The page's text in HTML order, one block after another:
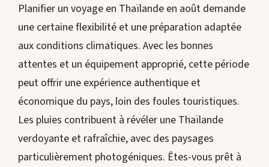
Planifier un voyage en Thaïlande en août demande
une certaine flexibilité et une préparation adaptée
aux conditions climatiques. Avec les bonnes
attentes et un équipement approprié, cette période
peut offrir une expérience authentique et
économique du pays, loin des foules touristiques.
Les pluies contribuent à révéler une Thaïlande
verdoyante et rafraîchie, avec des paysages
particulièrement photogéniques. Êtes-vous prêt à